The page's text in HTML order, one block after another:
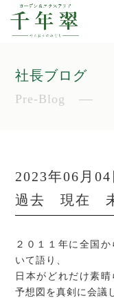
社長ブログ
Pre-Blog
2023年06月04
過去 現在
２０１１年に全国
いて語り、
日本がどれだけ素
予想図を真剣に会議